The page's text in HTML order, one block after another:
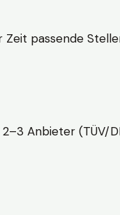
passende
Anbieter (TÜV/